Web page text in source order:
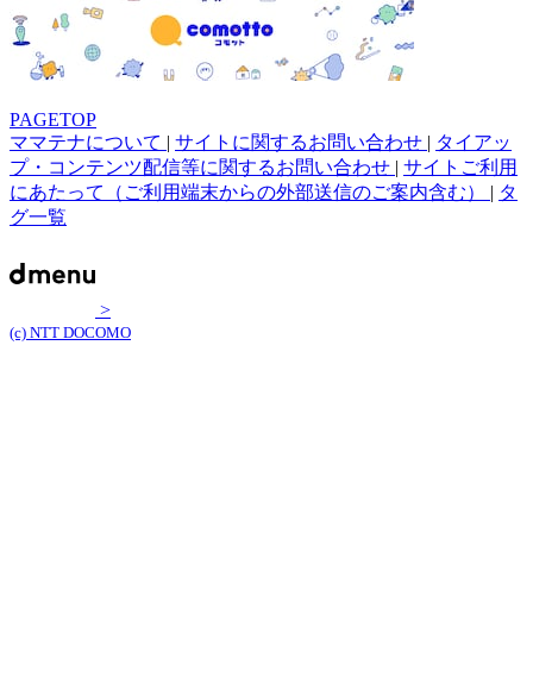
PAGETOP
ママテナについて | サイトに関するお問い合わせ | タイアッ
プ・コンテンツ配信等に関するお問い合わせ | サイトご利用
にあたって（ご利用端末からの外部送信のご案内含む） | タ
グ一覧
>
(c) NTT DOCOMO